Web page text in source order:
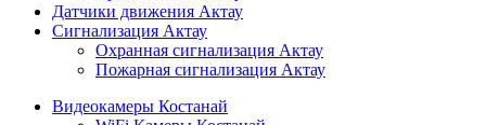
Датчики движения Актау
Сигнализация Актау
Охранная сигнализация Актау
Пожарная сигнализация Актау
Видеокамеры Костанай